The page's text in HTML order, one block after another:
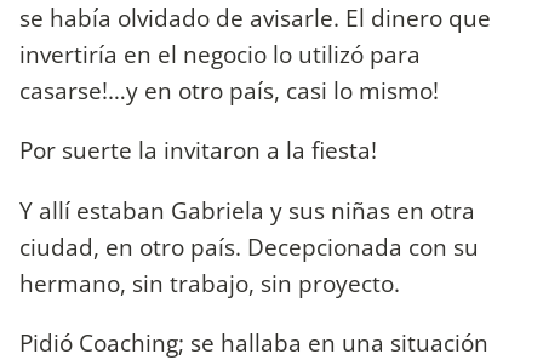
se había olvidado de avisarle. El dinero que
invertiría en el negocio lo utilizó para
casarse!…y en otro país, casi lo mismo!
Por suerte la invitaron a la fiesta!
Y allí estaban Gabriela y sus niñas en otra
ciudad, en otro país. Decepcionada con su
hermano, sin trabajo, sin proyecto.
Pidió Coaching; se hallaba en una situación